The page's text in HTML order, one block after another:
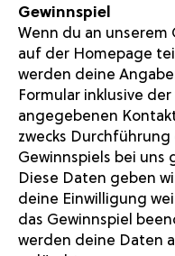
Gewinnspiel
Wenn du an unserem
auf der Homepage
werden deine
Formular inklusive
angegebenen
zwecks Durchführung
Gewinnspiels bei uns
Diese Daten geben
deine Einwilligung
das Gewinnspiel
werden deine Daten